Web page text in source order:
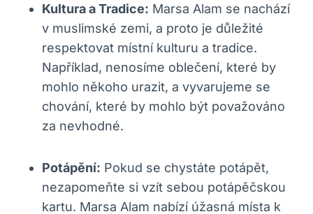
Kultura a Tradice: Marsa Alam se nachází
v muslimské zemi, a proto je důležité
respektovat místní kulturu a tradice.
Například, nenosíme oblečení, které by
mohlo někoho urazit, a vyvarujeme se
chování, které by mohlo být považováno
za nevhodné.
Potápění: Pokud se chystáte potápět,
nezapomeňte si vzít sebou potápěčskou
kartu. Marsa Alam nabízí úžasná místa k